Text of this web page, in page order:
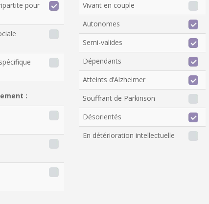
pour
:
Vivant en couple
Autonomes
Semi-valides
Dépendants
Atteints d’Alzheimer
Souffrant de Parkinson
Désorientés
En détérioration intellectuelle